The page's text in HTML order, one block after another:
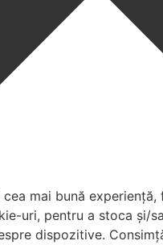
mai bună
uri, pentru a stoca și/
dispozitive.